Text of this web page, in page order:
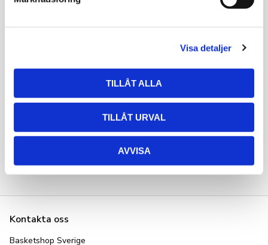
Visa detaljer
TILLÅT ALLA
TILLÅT URVAL
AVVISA
Omdömen
Bli den första att lämna ett omdöme.
Kontakta oss
Basketshop Sverige